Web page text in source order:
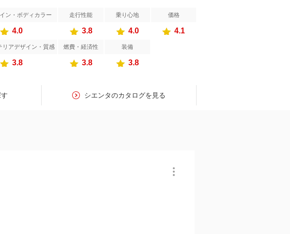
ン・ボディカラー 走行性能 乗り心地 価格
4.0 3.8 4.0 4.1
リアデザイン・質感 燃費・経済性 装備
3.8 3.8 3.8
シエンタのカタログを見る